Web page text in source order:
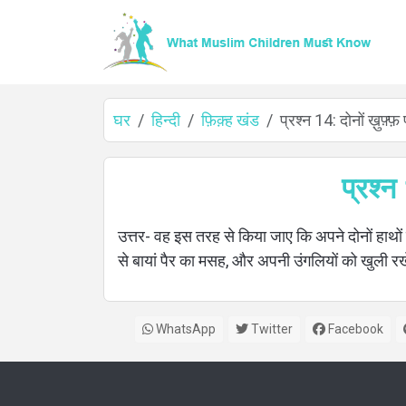
घर हिन्दी फ़िक़्ह खंड प्रश्न 14: दोनों
उत्तर- वह इस तरह से किया जाए कि अपने दोनों
से बायां पैर का मसह, और अपनी उंगलियों को खुली
WhatsApp Twitter Facebook